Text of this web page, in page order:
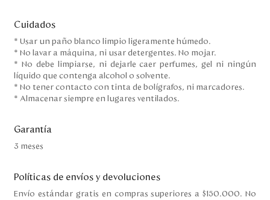
Cuidados
* Usar un paño blanco limpio ligeramente húmedo.
* No lavar a máquina, ni usar detergentes. No mojar.
* No debe limpiarse, ni dejarle caer perfumes, gel ni ningún
líquido que contenga alcohol o solvente.
* No tener contacto con tinta de bolígrafos, ni marcadores.
* Almacenar siempre en lugares ventilados.
Garantía
3 meses
Políticas de envíos y devoluciones
Envío estándar gratis en compras superiores a $150.000. No